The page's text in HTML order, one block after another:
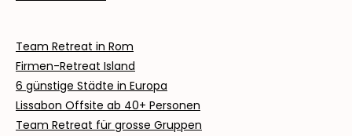
Team Retreat in Rom
Firmen-Retreat Island
6 günstige Städte in Europa
Lissabon Offsite ab 40+ Personen
Team Retreat für grosse Gruppen